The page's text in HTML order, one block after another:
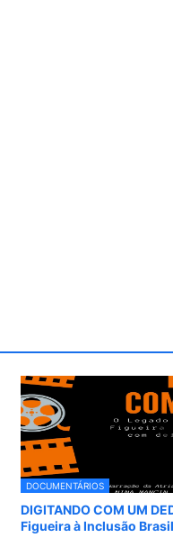
DOCUMENTÁRIOS
DIGITANDO COM UM
Figueira à Inclusão